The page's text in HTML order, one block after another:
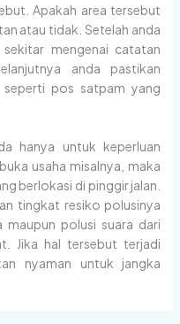
Apakah area tersebut
atau tidak. Setelah anda
mengenai catatan
anda pastikan
seperti pos satpam yang
hanya untuk keperluan
usaha misalnya, maka
berlokasi di pinggir jalan.
tingkat resiko polusinya
polusi suara dari
Jika hal tersebut terjadi
nyaman untuk jangka